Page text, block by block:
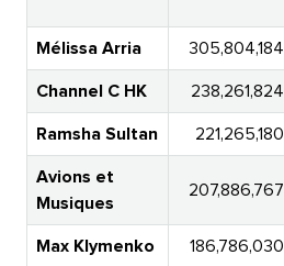
Mélissa Arria​​ 305,804,184​​
Channel C HK​​ 238,261,824​​
Ramsha Sultan​​ 221,265,180​​
Avions et
Musiques​​
207,886,767​​
Max Klymenko​​ 186,786,030​​